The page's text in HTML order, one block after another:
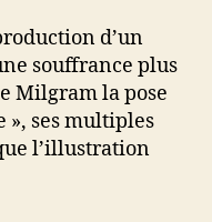
d’un
souffrance plus
Milgram la pose
», ses multiples
l’illustration